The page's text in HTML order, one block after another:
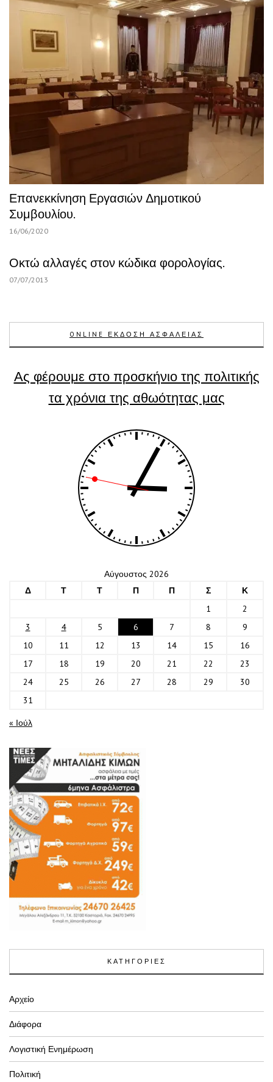
Επανεκκίνηση Εργασιών Δημοτικού
Συμβουλίου.
16/06/2020
Οκτώ αλλαγές στον κώδικα φορολογίας.
07/07/2013
ONLINE ΕΚΔΟΣΗ ΑΣΦΑΛΕΙΑΣ
Ας φέρουμε στο προσκήνιο της πολιτικής
τα χρόνια της αθωότητας μας
Αύγουστος 2026
Δ
Τ Τ Π Π Σ
Κ
1
2
3
4 5 6 7 8
9
10
11 12 13 14 15
16
17
18 19 20 21 22
23
24
25 26 27 28 29
30
31
« Ιούλ
ΚΑΤΗΓΟΡΙΕΣ
Αρχείο
Διάφορα
Λογιστική Ενημέρωση
Πολιτική